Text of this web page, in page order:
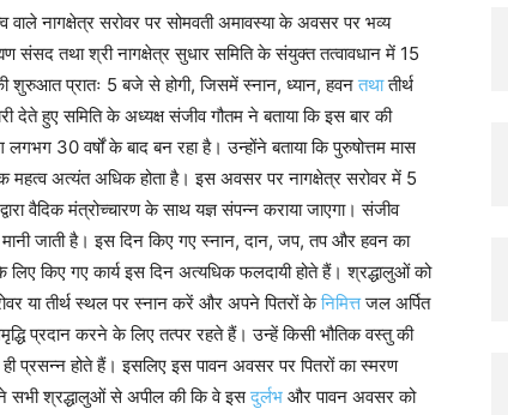
वाले नागक्षेत्र सरोवर पर सोमवती अमावस्या के अवसर पर भव्य
संसद तथा श्री नागक्षेत्र सुधार समिति के संयुक्त तत्वावधान में 15
शुरुआत प्रातः 5 बजे से होगी, जिसमें स्नान, ध्यान, हवनतथातीर्थ
देते हुए समिति के अध्यक्ष संजीव गौतम ने बताया कि इस बार की
30 वर्षों के बाद बन रहा है। उन्होंने बताया कि पुरुषोत्तम मास
महत्व अत्यंत अधिक होता है। इस अवसर पर नागक्षेत्र सरोवर में 5
वैदिक मंत्रोच्चारण के साथ यज्ञ संपन्न कराया जाएगा। संजीव
मानी जाती है। इस दिन किए गए स्नान, दान, जप, तप और हवन का
किए गए कार्य इस दिन अत्यधिक फलदायी होते हैं। श्रद्धालुओं को
या तीर्थ स्थल पर स्नान करें और अपने पितरों केनिमित्तजल अर्पित
प्रदान करने के लिए तत्पर रहते हैं। उन्हें किसी भौतिक वस्तु की
प्रसन्न होते हैं। इसलिए इस पावन अवसर पर पितरों का स्मरण
सभी श्रद्धालुओं से अपील की कि वे इसदुर्लभ और पावन अवसर को